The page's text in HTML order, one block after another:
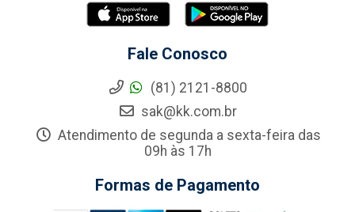
Fale Conosco
(81) 2121-8800
sak@kk.com.br
Atendimento de segunda a sexta-feira das
09h às 17h
Formas de Pagamento